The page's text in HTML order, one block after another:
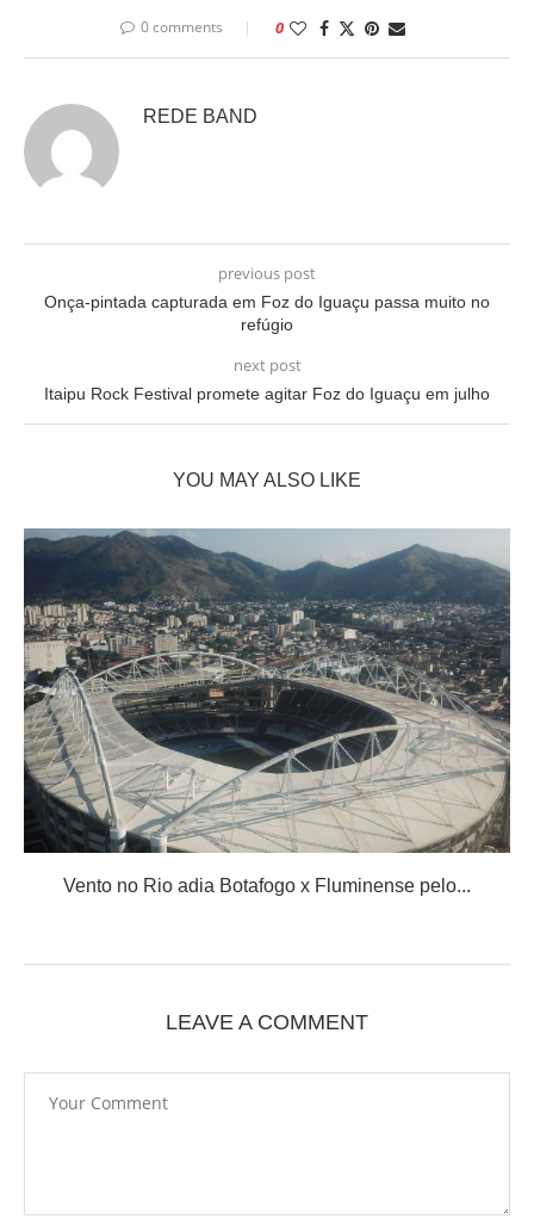
0 comments 0
REDE BAND
previous post
Onça-pintada capturada em Foz do Iguaçu passa muito no
refúgio
next post
Itaipu Rock Festival promete agitar Foz do Iguaçu em julho
YOU MAY ALSO LIKE
Vento no Rio adia Botafogo x Fluminense pelo...
LEAVE A COMMENT